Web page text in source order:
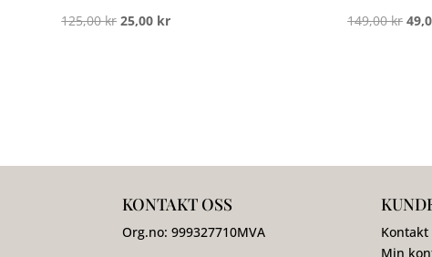
125,00kr Opprinnelig
25,00 krNåværende
149,00kr
KONTAKT OSS
Org.no:999327710MVA
Kontakt
Min